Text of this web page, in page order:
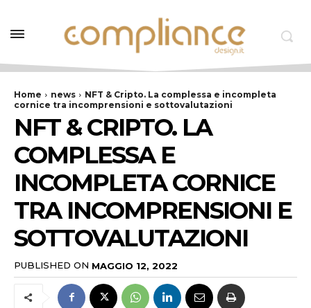
Home news
NFT & Cripto. La complessa e incompleta
cornice tra incomprensioni e sottovalutazioni
NFT & CRIPTO. LA
COMPLESSA E
INCOMPLETA CORNICE
TRA INCOMPRENSIONI E
SOTTOVALUTAZIONI
PUBLISHED ON MAGGIO 12, 2022